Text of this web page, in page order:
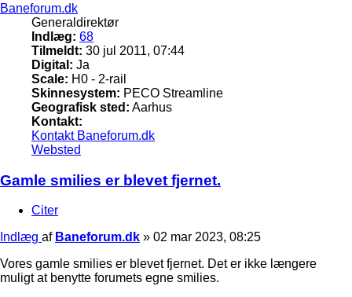
Baneforum.dk
Generaldirektør
Indlæg: 68
Tilmeldt: 30 jul 2011, 07:44
Digital: Ja
Scale: H0 - 2-rail
Skinnesystem: PECO Streamline
Geografisk sted: Aarhus
Kontakt:
Kontakt Baneforum.dk
Websted
Gamle smilies er blevet fjernet.
Citer
Indlæg af Baneforum.dk » 02 mar 2023, 08:25
Vores gamle smilies er blevet fjernet. Det er ikke længere
muligt at benytte forumets egne smilies.